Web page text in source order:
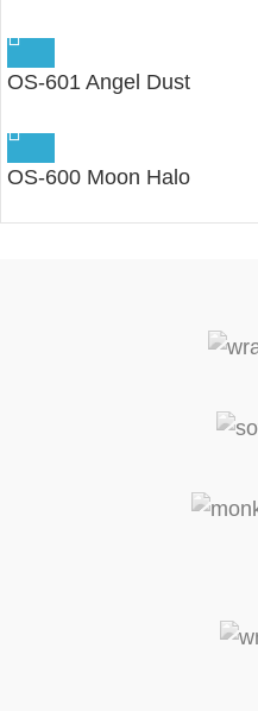
OS-601 Angel Dust
OS-600 Moon Halo